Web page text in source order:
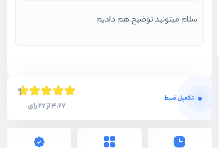
سلام میتونید توضیح هم دادیم
تکمیل ضبط
4.67 از 27 رای